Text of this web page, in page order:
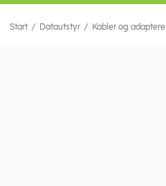
Start Datautstyr Kabler og adaptere